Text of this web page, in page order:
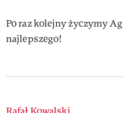
Po raz kolejny życzymy
najlepszego!